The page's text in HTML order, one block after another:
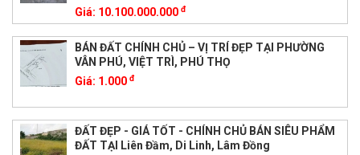
Giá: 10.100.000.000 đ
BÁN ĐẤT CHÍNH CHỦ – VỊ TRÍ ĐẸP TẠI PHƯỜNG
VÂN PHÚ, VIỆT TRÌ, PHÚ THỌ
Giá: 1.000 đ
ĐẤT ĐẸP - GIÁ TỐT - CHÍNH CHỦ BÁN SIÊU PHẨM
ĐẤT TẠI Liên Đầm, Di Linh, Lâm Đồng